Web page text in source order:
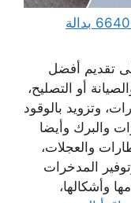
ونش كرين سطحة ام الهيمان 66400336 بدالة
تقديم أفضل
أو التصليح،
وتزويد بالوقود
والبرك وأيضا
والعجلات،
المدخرات
وأشكالها،